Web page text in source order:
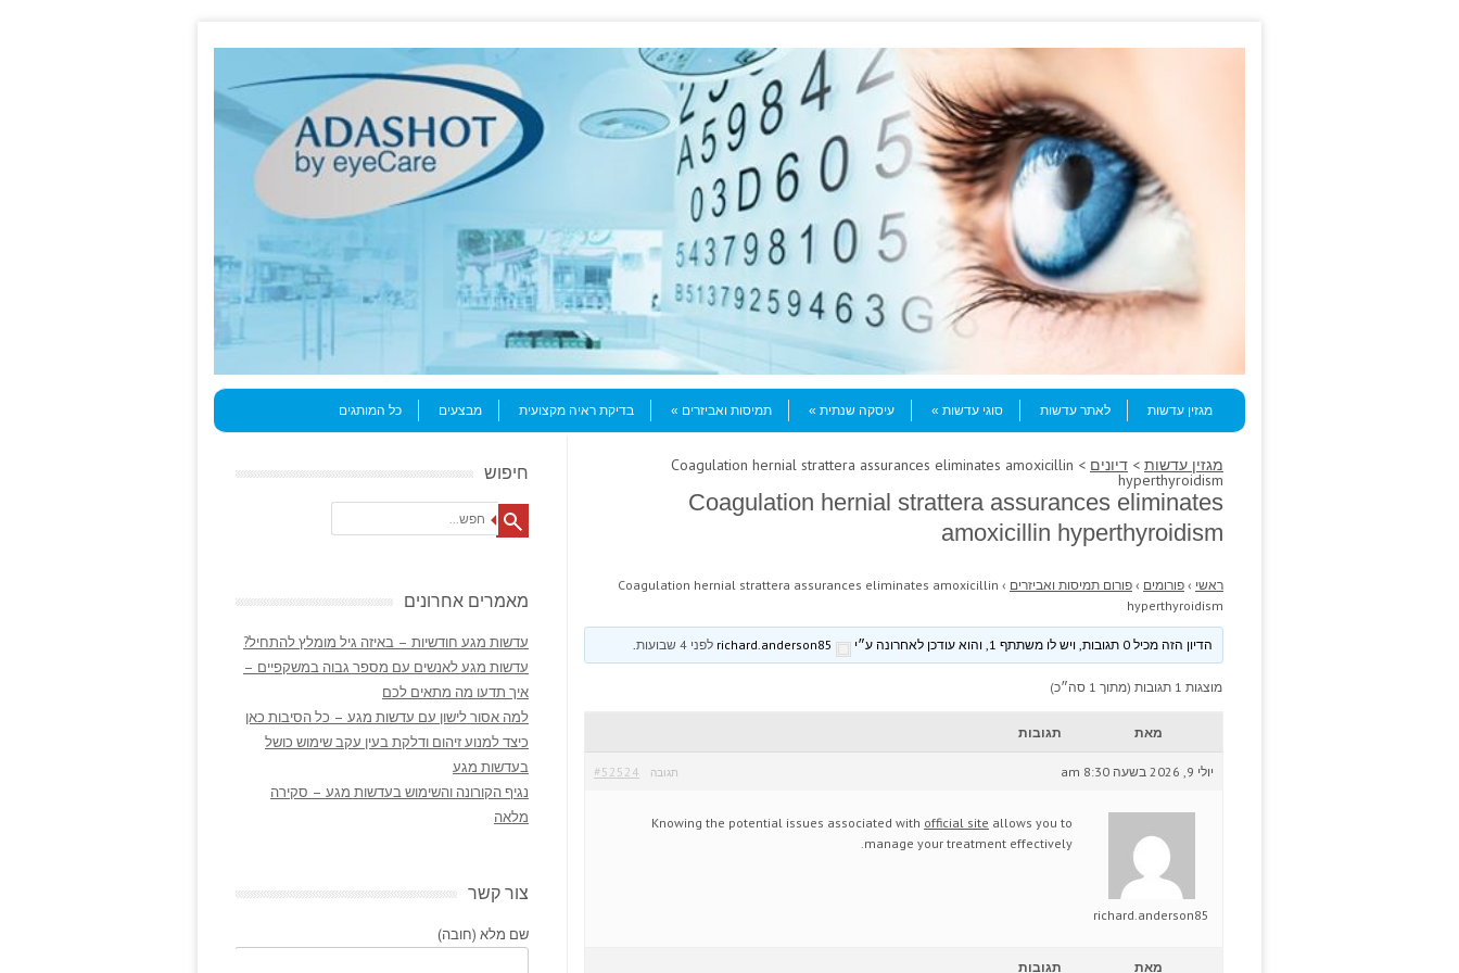
Menu
Skip to content
מגזין עדשות
לאתר עדשות סוגי עדשות עיסקה שנתית תמיסות ואביזרים בדיקת ראיה מקצועית מבצעים כל המותגים
מגזין עדשות > דיונים > Coagulation hernial strattera assurances eliminates amoxicillin
hyperthyroidism
Coagulation hernial strattera assurances eliminates
amoxicillin hyperthyroidism
ראשי › פורומים › פורום תמיסות ואביזרים ›
Coagulation hernial strattera assurances eliminates amoxicillin
hyperthyroidism
הדיון הזה מכיל 0 תגובות, ויש לו משתתף 1, והוא עודכן לאחרונה ע״י לפני 4 שבועות
מוצגות 1 תגובות (מתוך 1 סה״כ)
מאת תגובות
יולי 9, 2026 בשעה 8:30 am #52524 תגובה
richard.anderson85
Knowing the potential issues associated with official site allows you to
manage your treatment effectively.
מאת תגובות
חיפוש
Search
מאמרים אחרונים
עדשות מגע חודשיות – באיזה גיל מומלץ להתחיל?
עדשות מגע לאנשים עם מספר גבוה במשקפיים –
איך תדעו מה מתאים לכם
למה אסור לישון עם עדשות מגע – כל הסיבות כאן
כיצד למנוע זיהום ודלקת בעין עקב שימוש כושל
בעדשות מגע
נגיף הקורונה והשימוש בעדשות מגע – סקירה
מלאה
צור קשר
שם מלא (חובה)